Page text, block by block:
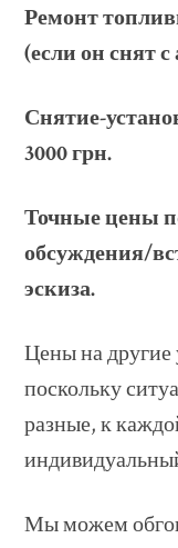
Ремонт
(если он снят с
Снятие-
3000 грн.
Точные цены
обсуждения/
эскиза.
Цены на другие
поскольку
разные, к
Мы можем